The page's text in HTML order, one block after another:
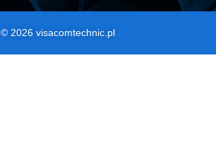
© 2026 visacomtechnic.pl